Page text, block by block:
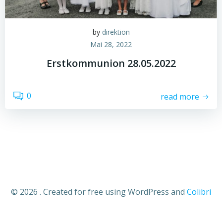
by direktion
Mai 28, 2022
Erstkommunion 28.05.2022
0 read more
© 2026 . Created for free using WordPress and Colibri